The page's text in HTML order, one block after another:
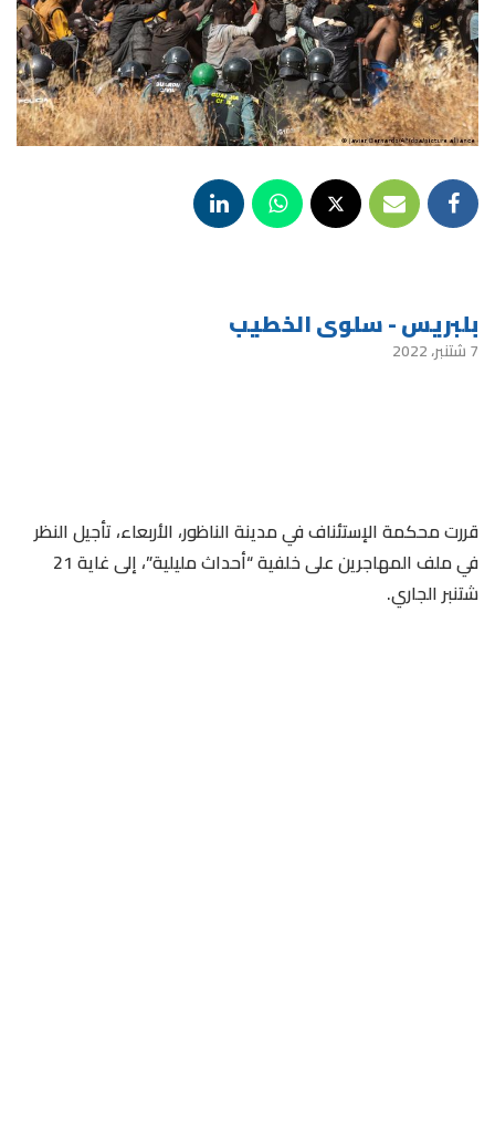
بلبريس - سلوى الخطيب
7 شتنبر، 2022
قررت محكمة الإستئناف في مدينة الناظور، الأربعاء، تأجيل النظر
في ملف المهاجرين على خلفية “أحداث مليلية”، إلى غاية 21
شتنبر الجاري.